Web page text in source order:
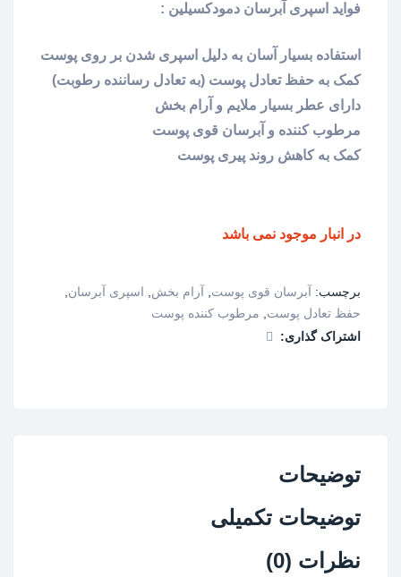
فواید اسپری آبرسان دمودکسیلین :
استفاده بسیار آسان به دلیل اسپری شدن بر روی پوست
کمک به حفظ تعادل پوست (به تعادل رساننده رطوبت)
دارای عطر بسیار ملایم و آرام بخش
مرطوب کننده و آبرسان قوی پوست
کمک به کاهش روند پیری پوست
در انبار موجود نمی باشد
برچسب: آبرسان قوی پوست, آرام بخش, اسپری آبرسان,
حفظ تعادل پوست, مرطوب کننده پوست
اشتراک گذاری:
توضیحات
توضیحات تکمیلی
نظرات (0)